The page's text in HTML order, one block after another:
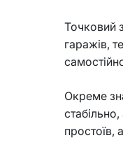
Точковий
гаражів,
Окреме
простоїв,